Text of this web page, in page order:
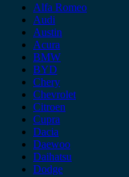
Alfa Romeo
Audi
Austin
Acura
BMW
BYD
Chery
Chevrolet
Citroen
Cupra
Dacia
Daewoo
Daihatsu
Dodge